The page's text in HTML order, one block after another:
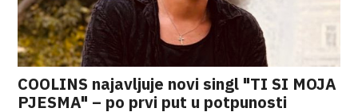
COOLINS najavljuje novi singl "TI SI MOJA
PJESMA" – po prvi put u potpunosti